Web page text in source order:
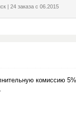
| 24 заказа с 06.2015
комиссию